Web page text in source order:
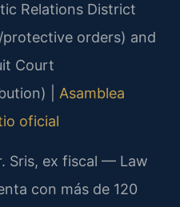
Relations District
orders) and
Court
| Asamblea
oficial
Sris, ex fiscal — Law
con más de 120